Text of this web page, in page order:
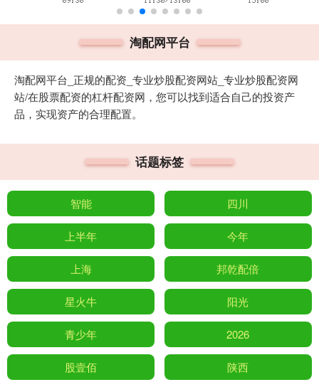
淘配网平台
淘配网平台_正规的配资_专业炒股配资网站_专业炒股配资网
站/在股票配资的杠杆配资网，您可以找到适合自己的投资产
品，实现资产的合理配置。
话题标签
智能 四川
上半年 今年
上海 邦乾配倍
星火牛 阳光
青少年 2026
股壹佰 陕西